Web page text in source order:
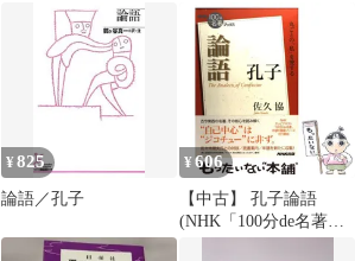
要 韓非子 菜根譚 定価
望・価格はコメントで
岩波書店
¥825
論語／孔子
¥ 606
【中古】 孔子論語
(NHK「100分de名著」